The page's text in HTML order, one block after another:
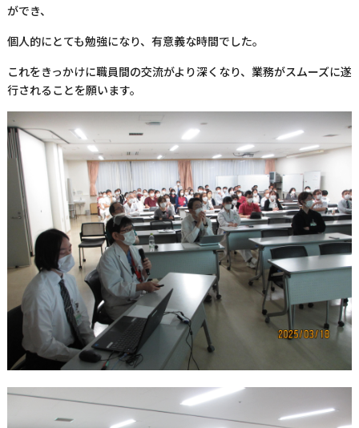
ができ、
個人的にとても勉強になり、有意義な時間でした。
これをきっかけに職員間の交流がより深くなり、業務がスムーズに遂
行されることを願います。